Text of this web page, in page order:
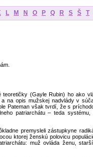
L M N O P Q R S Š T
teoretičky (Gayle Rubin) ho ako
na opis mužskej nadvlády v
Pateman však tvrdí, že s
patriarchátu – teda
premysleli zástupkyne
ktorej ženskú polovicu
muž ovláda ženu,